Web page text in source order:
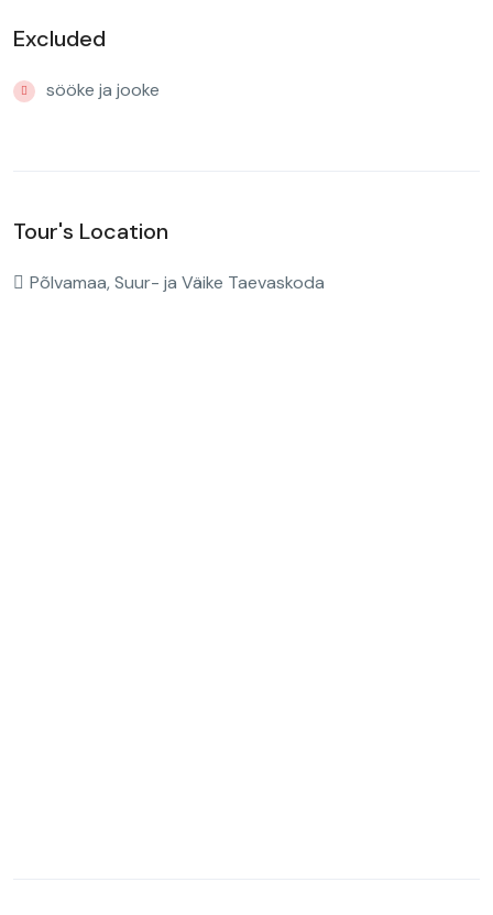
Excluded
sööke ja jooke
Tour's Location
Põlvamaa, Suur- ja Väike Taevaskoda